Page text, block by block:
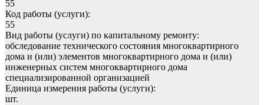
55
Код работы (услуги):
55
Вид работы (услуги) по капитальному ремонту:
обследование технического состояния многоквартирного
дома и (или) элементов многоквартирного дома и (или)
инженерных систем многоквартирного дома
специализированной организацией
Единица измерения работы (услуги):
шт.